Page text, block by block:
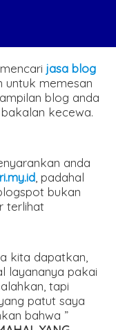
jasa blog
untuk memesan
blog anda
kecewa.
anda
, padahal
bukan
terlihat
kita dapatkan,
layananya pakai
tapi
patut saya
bahwa ”